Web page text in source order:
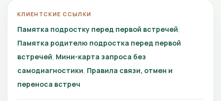
КЛИЕНТСКИЕ ССЫЛКИ
Памятка подростку перед первой встречей
Памятка родителю подростка перед первой
встречей Мини-карта запроса без
самодиагностики Правила связи, отмен и
переноса встреч